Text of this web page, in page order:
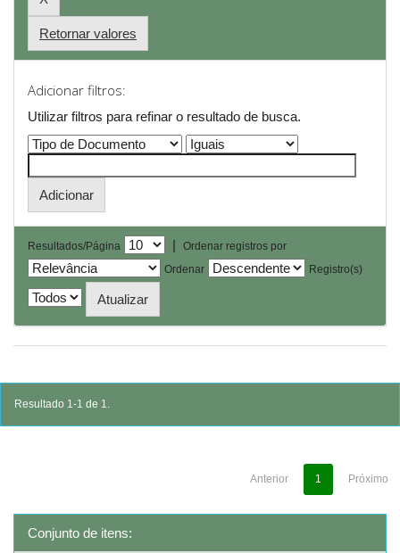
Retornar valores
Adicionar filtros:
Utilizar filtros para refinar o resultado de busca.
Resultados/Página |
Ordenar registros por
Ordenar
Registro(s)
Resultado 1-1 de 1.
Anterior 1 Próximo
Conjunto de itens: